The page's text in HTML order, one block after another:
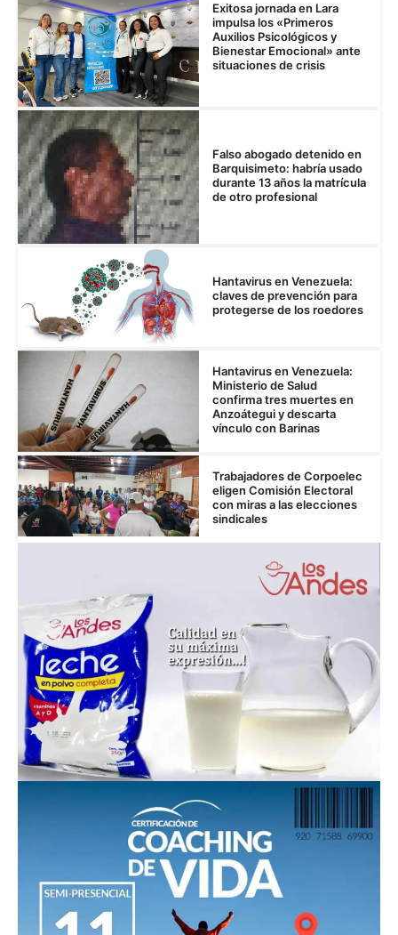
Exitosa jornada en Lara
impulsa los «Primeros
Auxilios Psicológicos y
Bienestar Emocional» ante
situaciones de crisis
Falso abogado detenido en
Barquisimeto: habría usado
durante 13 años la matrícula
de otro profesional
Hantavirus en Venezuela:
claves de prevención para
protegerse de los roedores
Hantavirus en Venezuela:
Ministerio de Salud
confirma tres muertes en
Anzoátegui y descarta
vínculo con Barinas
Trabajadores de Corpoelec
eligen Comisión Electoral
con miras a las elecciones
sindicales